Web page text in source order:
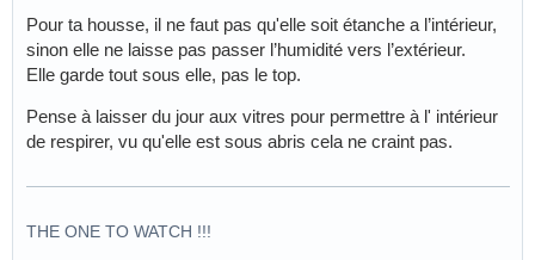
Pour ta housse, il ne faut pas qu'elle soit étanche a l’intérieur,
sinon elle ne laisse pas passer l’humidité vers l’extérieur.
Elle garde tout sous elle, pas le top.
Pense à laisser du jour aux vitres pour permettre à l' intérieur
de respirer, vu qu'elle est sous abris cela ne craint pas.
THE ONE TO WATCH !!!